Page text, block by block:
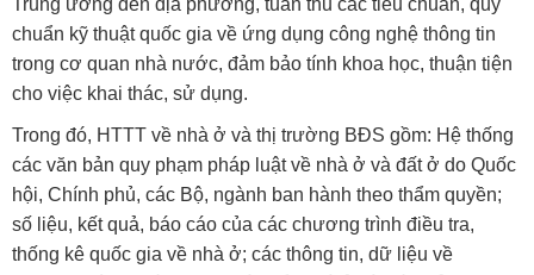
Trung ương đến địa phương, tuân thủ các tiêu chuẩn, quy
chuẩn kỹ thuật quốc gia về ứng dụng công nghệ thông tin
trong cơ quan nhà nước, đảm bảo tính khoa học, thuận tiện
cho việc khai thác, sử dụng.
Trong đó, HTTT về nhà ở và thị trường BĐS gồm: Hệ thống
các văn bản quy phạm pháp luật về nhà ở và đất ở do Quốc
hội, Chính phủ, các Bộ, ngành ban hành theo thẩm quyền;
số liệu, kết quả, báo cáo của các chương trình điều tra,
thống kê quốc gia về nhà ở; các thông tin, dữ liệu về